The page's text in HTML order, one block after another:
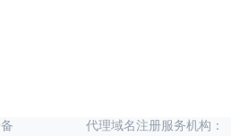
代理域名注册服务机构：